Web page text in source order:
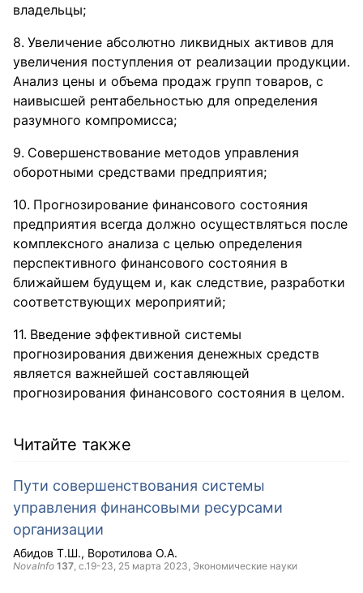
владельцы;
Увеличение абсолютно ликвидных активов для
увеличения поступления от реализации продукции.
Анализ цены и объема продаж групп товаров, с
наивысшей рентабельностью для определения
разумного компромисса;
Совершенствование методов управления
оборотными средствами предприятия;
Прогнозирование финансового состояния
предприятия всегда должно осуществляться после
комплексного анализа с целью определения
перспективного финансового состояния в
ближайшем будущем и, как следствие, разработки
соответствующих мероприятий;
Введение эффективной системы
прогнозирования движения денежных средств
является важнейшей составляющей
прогнозирования финансового состояния в целом.
Читайте также
Пути совершенствования системы
управления финансовыми ресурсами
организации
Абидов Т.Ш. Воротилова О.А.
NovaInfo 137 , с.19-23, 25 марта 2023 , Экономические науки